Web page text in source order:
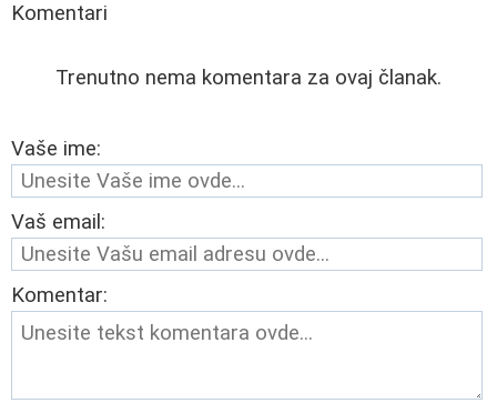
Komentari
Trenutno nema komentara za ovaj članak.
Vaše ime:
Vaš email:
Komentar: